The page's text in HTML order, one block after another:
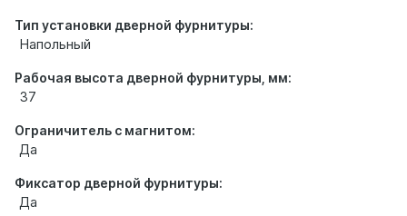
Тип установки дверной фурнитуры:
Напольный
Рабочая высота дверной фурнитуры, мм:
37
Ограничитель с магнитом:
Да
Фиксатор дверной фурнитуры:
Да